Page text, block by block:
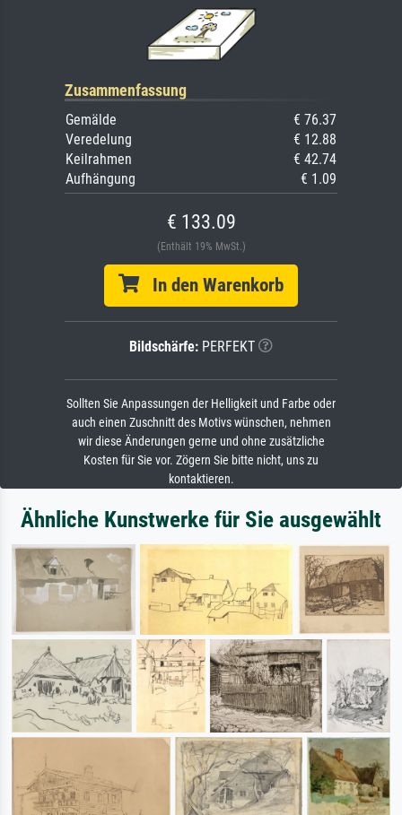
Zusammenfassung
Gemälde
€ 76.37
Veredelung
€ 12.88
Keilrahmen
€ 42.74
Aufhängung
€ 1.09
€ 133.09
(Enthält 19% MwSt.)
In den Warenkorb
Bildschärfe: PERFEKT
Sollten Sie Anpassungen der Helligkeit und Farbe oder
auch einen Zuschnitt des Motivs wünschen, nehmen
wir diese Änderungen gerne und ohne zusätzliche
Kosten für Sie vor. Zögern Sie bitte nicht, uns zu
kontaktieren.
Ähnliche Kunstwerke für Sie ausgewählt